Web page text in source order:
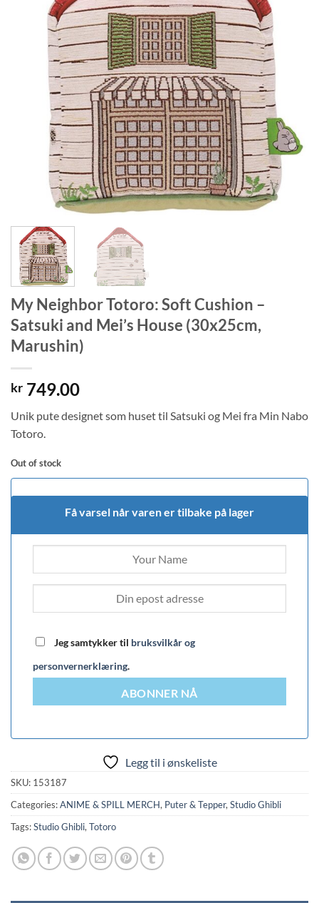
My Neighbor Totoro: Soft Cushion –
Satsuki and Mei’s House (30x25cm,
Marushin)
kr 749.00
Unik pute designet som huset til Satsuki og Mei fra Min Nabo
Totoro.
Out of stock
Få varsel når varen er tilbake på lager
Jeg samtykker til bruksvilkår og
personvernerklæring.
ABONNER NÅ
Legg til i ønskeliste
SKU: 153187
Categories:ANIME & SPILL MERCH, Puter & Tepper, Studio Ghibli
Tags:Studio Ghibli, Totoro